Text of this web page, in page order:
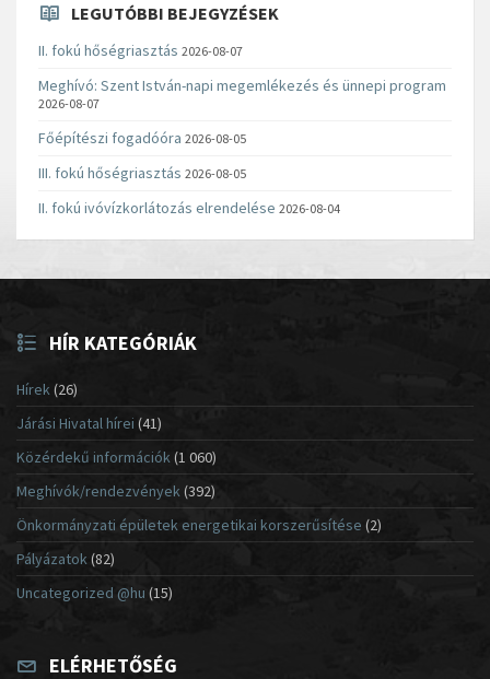
LEGUTÓBBI BEJEGYZÉSEK
II. fokú hőségriasztás 2026-08-07
Meghívó: Szent István-napi megemlékezés és ünnepi program
2026-08-07
Főépítészi fogadóóra 2026-08-05
III. fokú hőségriasztás 2026-08-05
II. fokú ivóvízkorlátozás elrendelése 2026-08-04
HÍR KATEGÓRIÁK
Hírek(26)
Járási Hivatal hírei (41)
Közérdekű információk(1 060)
Meghívók/rendezvények (392)
Önkormányzati épületek energetikai korszerűsítése (2)
Pályázatok (82)
Uncategorized @hu (15)
ELÉRHETŐSÉG